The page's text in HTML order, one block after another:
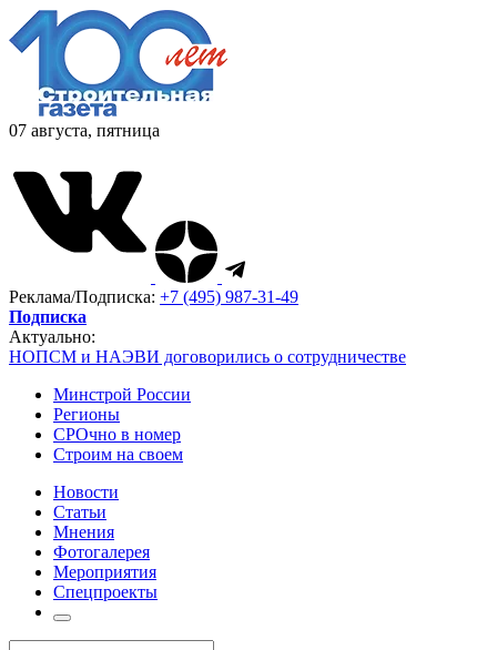
07 августа, пятница
Реклама/Подписка: +7 (495) 987-31-49
Подписка
Актуально:
НОПСМ и НАЭВИ договорились о сотрудничестве
Минстрой России
Регионы
СРОчно в номер
Строим на своем
Новости
Статьи
Мнения
Фотогалерея
Мероприятия
Спецпроекты